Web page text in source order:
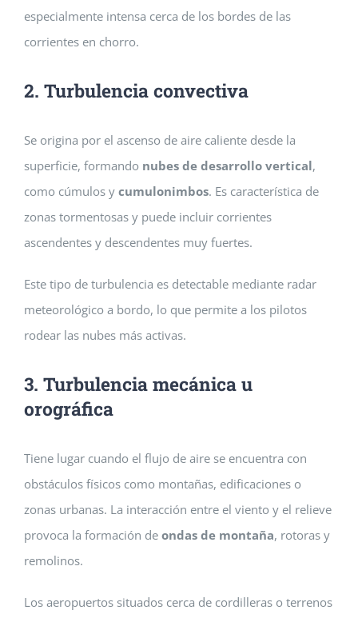
especialmente intensa cerca de los bordes de las
corrientes en chorro.
2. Turbulencia convectiva
Se origina por el ascenso de aire caliente desde la
superficie, formando nubes de desarrollo vertical,
como cúmulos y cumulonimbos. Es característica de
zonas tormentosas y puede incluir corrientes
ascendentes y descendentes muy fuertes.
Este tipo de turbulencia es detectable mediante radar
meteorológico a bordo, lo que permite a los pilotos
rodear las nubes más activas.
3. Turbulencia mecánica u
orográfica
Tiene lugar cuando el flujo de aire se encuentra con
obstáculos físicos como montañas, edificaciones o
zonas urbanas. La interacción entre el viento y el relieve
provoca la formación de ondas de montaña, rotoras y
remolinos.
Los aeropuertos situados cerca de cordilleras o terrenos